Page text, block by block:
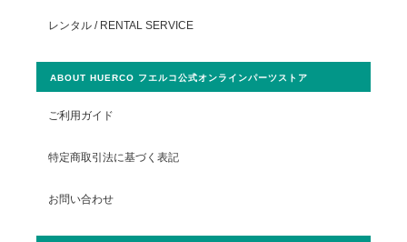
レンタル / RENTAL SERVICE
ABOUT HUERCO フエルコ公式オンラインパーツストア
ご利用ガイド
特定商取引法に基づく表記
お問い合わせ